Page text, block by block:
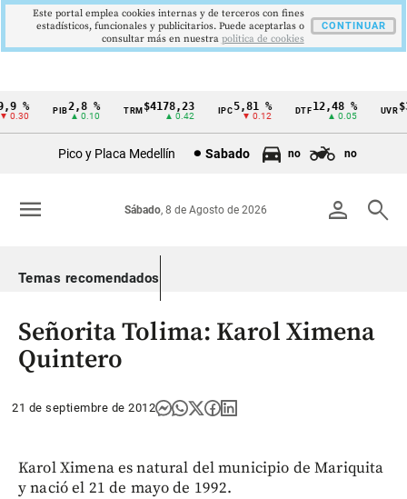
Cintillo
Colombia
% PIB2,8 %
▲ 0.10
TRM$4178,23
▲ 0.42
IPC5,81 %
▼ 0.12
DTF12,48 %
▲ 0.05
UVR
Pico y Placa Medellín Sabado no no
person search
Sábado, 8 de Agosto de 2026
menu
Temas recomendados
Señorita Tolima: Karol Ximena
Quintero
21 de septiembre de 2012
Karol Ximena es natural del municipio de Mariquita
y nació el 21 de mayo de 1992.
Este portal emplea cookies internas y de terceros con fines
estadísticos, funcionales y publicitarios. Puede aceptarlas o
consultar más en nuestra politica de cookies
CONTINUAR